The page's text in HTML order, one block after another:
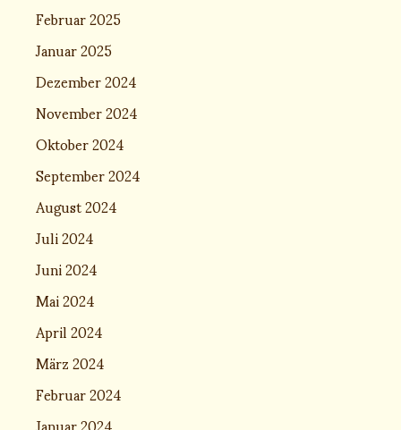
Februar 2025
Januar 2025
Dezember 2024
November 2024
Oktober 2024
September 2024
August 2024
Juli 2024
Juni 2024
Mai 2024
April 2024
März 2024
Februar 2024